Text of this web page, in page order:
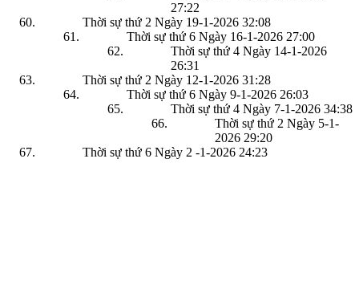
27:22
Thời sự thứ 2 Ngày 19-1-2026 32:08
Thời sự thứ 6 Ngày 16-1-2026 27:00
Thời sự thứ 4 Ngày 14-1-2026
26:31
Thời sự thứ 2 Ngày 12-1-2026 31:28
Thời sự thứ 6 Ngày 9-1-2026 26:03
Thời sự thứ 4 Ngày 7-1-2026 34:38
Thời sự thứ 2 Ngày 5-1-
2026 29:20
Thời sự thứ 6 Ngày 2 -1-2026 24:23